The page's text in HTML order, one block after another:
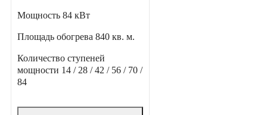
Мощность 84 кВт
Площадь обогрева 840 кв. м.
Количество ступеней
мощности 14 / 28 / 42 / 56 / 70 /
84